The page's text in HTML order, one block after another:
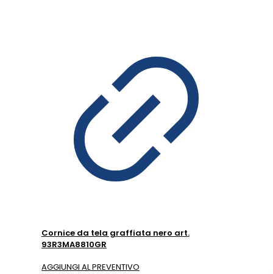
Cornice da tela graffiata nero art.
93R3MA8810GR
AGGIUNGI AL PREVENTIVO